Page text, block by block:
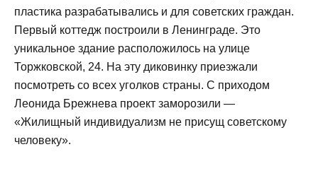
пластика разрабатывались и для советских граждан.
Первый коттедж построили в Ленинграде. Это
уникальное здание расположилось на улице
Торжковской, 24. На эту диковинку приезжали
посмотреть со всех уголков страны. С приходом
Леонида Брежнева проект заморозили —
«Жилищный индивидуализм не присущ советскому
человеку».